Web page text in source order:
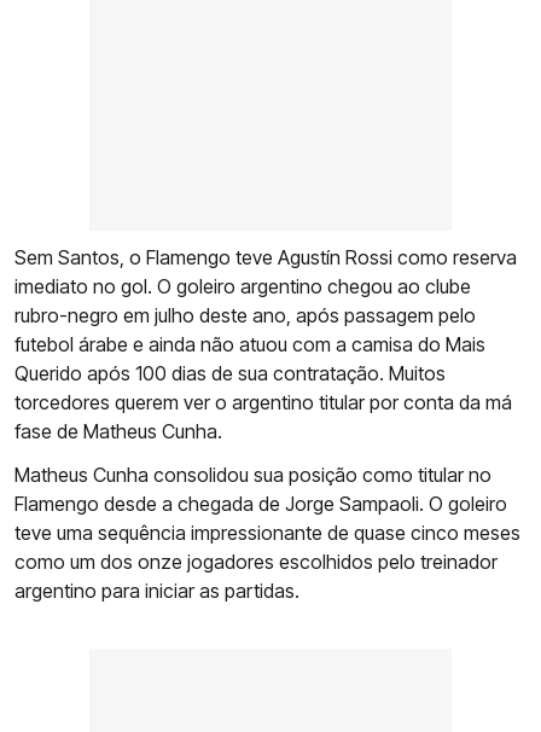
Sem Santos, o Flamengo teve Agustín Rossi como reserva
imediato no gol. O goleiro argentino chegou ao clube
rubro-negro em julho deste ano, após passagem pelo
futebol árabe e ainda não atuou com a camisa do Mais
Querido após 100 dias de sua contratação. Muitos
torcedores querem ver o argentino titular por conta da má
fase de Matheus Cunha.
Matheus Cunha consolidou sua posição como titular no
Flamengo desde a chegada de Jorge Sampaoli. O goleiro
teve uma sequência impressionante de quase cinco meses
como um dos onze jogadores escolhidos pelo treinador
argentino para iniciar as partidas.